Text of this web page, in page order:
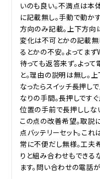
いのも良い。不満点は本
に記載無し。手動で動か
方向のみ記載。上下方向
変化は不可とかの記載無
るとかの不安。よってま
待っても返答来ず。よっ
と。理由の説明は無し。
なったらスイッチ長押し
なりの手間。長押しです
位置の手前で長押ししな
この点の改善希望。取説
点バッテリーセット。こ
常に不便だし無様。工夫
りと組み合わせもでき
ます。問い合わせの電話